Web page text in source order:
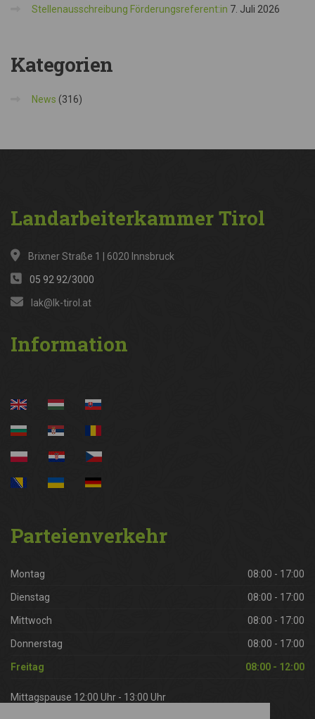
Stellenausschreibung Förderungsreferent:in 7. Juli 2026
Kategorien
News (316)
LandarbeiterkammerTirol
Brixner Straße 1 | 6020 Innsbruck
05 92 92/3000
lak@lk-tirol.at
Information
Parteienverkehr
Montag 08:00 - 17:00
Dienstag 08:00 - 17:00
Mittwoch 08:00 - 17:00
Donnerstag 08:00 - 17:00
Freitag 08:00 - 12:00
Mittagspause 12:00 Uhr - 13:00 Uhr